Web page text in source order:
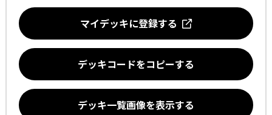
マイデッキに登録する
デッキコードをコピーする
デッキ一覧画像を表示する